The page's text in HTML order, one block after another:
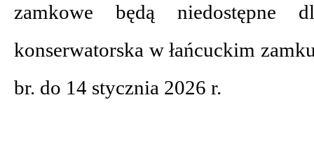
zamkowe będą niedostępne
konserwatorska w łańcuckim
br. do 14 stycznia 2026 r.